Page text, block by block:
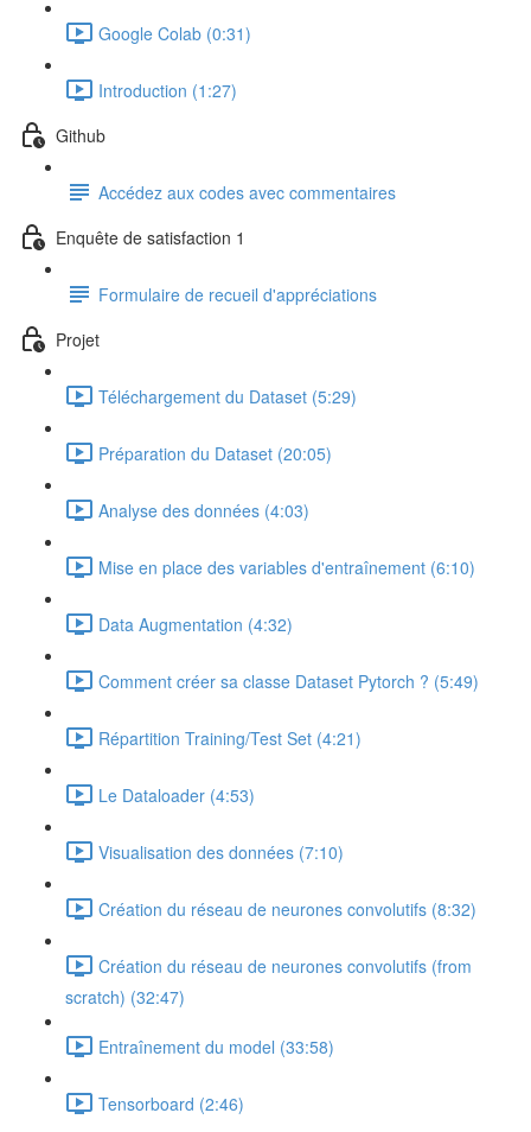
Google Colab (0:31)
Introduction (1:27)
Github
Accédez aux codes avec commentaires
Enquête de satisfaction 1
Formulaire de recueil d'appréciations
Projet
Téléchargement du Dataset (5:29)
Préparation du Dataset (20:05)
Analyse des données (4:03)
Mise en place des variables d'entraînement (6:10)
Data Augmentation (4:32)
Comment créer sa classe Dataset Pytorch ? (5:49)
Répartition Training/Test Set (4:21)
Le Dataloader (4:53)
Visualisation des données (7:10)
Création du réseau de neurones convolutifs (8:32)
Création du réseau de neurones convolutifs (from
scratch) (32:47)
Entraînement du model (33:58)
Tensorboard (2:46)